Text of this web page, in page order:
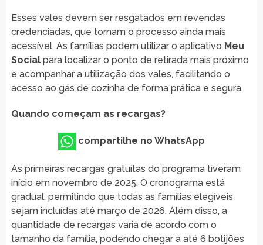
Esses vales devem ser resgatados em revendas
credenciadas, que tornam o processo ainda mais
acessível. As famílias podem utilizar o aplicativo Meu
Socialpara localizar o ponto de retirada mais próximo
e acompanhar a utilização dos vales, facilitando o
acesso ao gás de cozinha de forma prática e segura.
Quando começam as recargas?
compartilhe no WhatsApp
As primeiras recargas gratuitas do programa tiveram
início em novembro de 2025. O cronograma está
gradual, permitindo que todas as famílias elegíveis
sejam incluídas até março de 2026. Além disso, a
quantidade de recargas varia de acordo com o
tamanho da família, podendo chegar a até 6 botijões